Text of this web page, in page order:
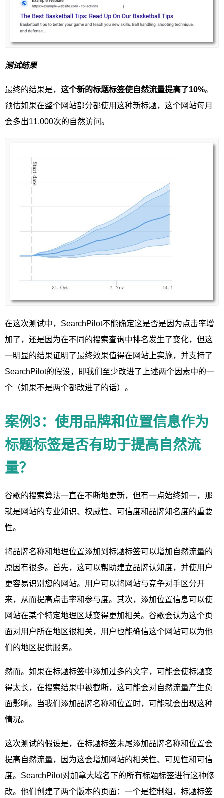
测试结果
最终的结果是， 这个新的标题标签使自然流量提高了10%。
预估如果在整个网站部分都使用这种新标题，这个网站每月
会多出11,000次的自然访问。
在这次测试中，SearchPilot不能确定这是否是因为点击率增
加了，还是因为在不同的搜索查询中排名发生了变化，但这
一明显的结果证明了最终效果值得在网站上实施，并支持了
SearchPilot的假设，即我们至少改进了上述两个因素中的一
个（如果不是两个都改进了的话）。
案例3：使用品牌和位置信息作为
标题标签是否有助于提高自然流
量？
谷歌的搜索算法一直在不断地更新，但有一点始终如一，那
就是网站的专业知识、权威性、可信度和品牌知名度的重要
性。
将品牌名称和地理位置添加到标题标签可以增加自然流量的
原因有很多。首先，这可以帮助建立品牌认知度，并使用户
更容易识别您的网站。用户可以将网站与竞争对手区分开
来，从而提高点击率和参与度。其次，添加位置信息可以使
网站在某个特定地理区域变得更加相关。谷歌会认为这个页
面对用户所在地区很相关，用户也能确信这个网站可以为他
们的地区提供服务。
然而。如果在标题标签中添加过多的文字，可能会使标题变
得太长，在搜索结果中被截断，这可能会对自然流量产生负
面影响。当我们添加品牌名称和位置时，可能就会出现这种
情况。
这次测试的假设是，在标题标签末尾添加品牌名称和位置会
提高自然流量，因为这会增加网站的相关性、可见性和可信
度。SearchPilot对加拿大域名下的所有标题标签进行这种修
改。他们创建了两个版本的页面：一个是控制组，标题标签